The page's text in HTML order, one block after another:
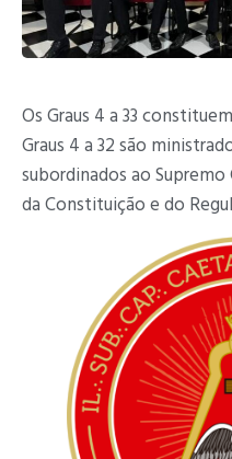
Os Graus 4 a 33
Graus 4 a 32 são
subordinados ao
da Constituição e do